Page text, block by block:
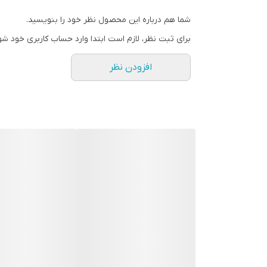
شما هم درباره این محصول نظر خود را بنویسید.
برای ثبت نظر، لازم است ابتدا وارد حساب کاربری خود
افزودن نظر